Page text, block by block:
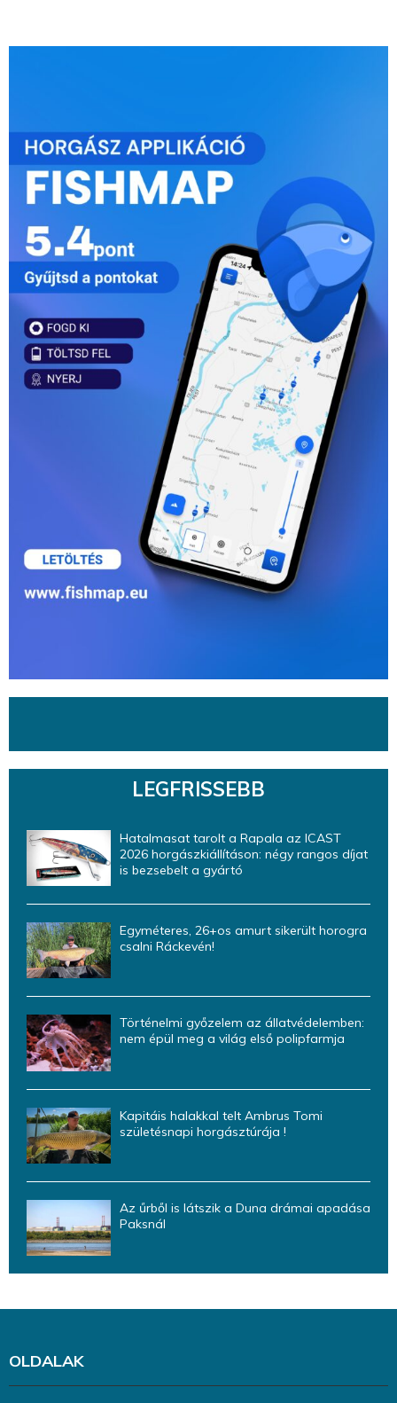
LEGFRISSEBB
Hatalmasat tarolt a Rapala az ICAST
2026 horgászkiállításon: négy rangos díjat
is bezsebelt a gyártó
Egyméteres, 26+os amurt sikerült horogra
csalni Ráckevén!
Történelmi győzelem az állatvédelemben:
nem épül meg a világ első polipfarmja
Kapitáis halakkal telt Ambrus Tomi
születésnapi horgásztúrája !
Az űrből is látszik a Duna drámai apadása
Paksnál
OLDALAK